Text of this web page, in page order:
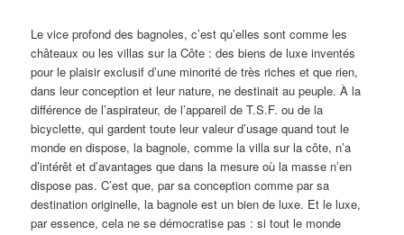
Le vice profond des bagnoles, c’est qu’elles sont comme les
châteaux ou les villas sur la Côte : des biens de luxe inventés
pour le plaisir exclusif d’une minorité de très riches et que rien,
dans leur conception et leur nature, ne destinait au peuple. À la
différence de l’aspirateur, de l’appareil de T.S.F. ou de la
bicyclette, qui gardent toute leur valeur d’usage quand tout le
monde en dispose, la bagnole, comme la villa sur la côte, n’a
d’intérêt et d’avantages que dans la mesure où la masse n’en
dispose pas. C’est que, par sa conception comme par sa
destination originelle, la bagnole est un bien de luxe. Et le luxe,
par essence, cela ne se démocratise pas : si tout le monde